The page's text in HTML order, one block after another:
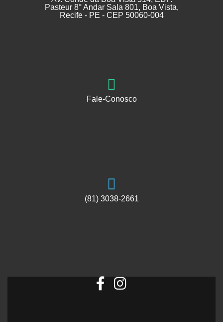
Pasteur 8° Andar Sala 801, Boa Vista,
Recife - PE - CEP 50060-004
Fale-Conosco
(81) 3038-2661